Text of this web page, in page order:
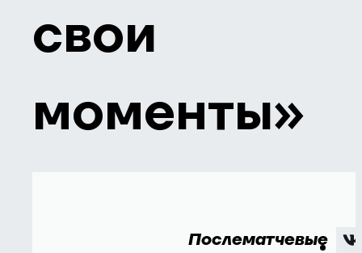
свои
моменты»
Послематчевые